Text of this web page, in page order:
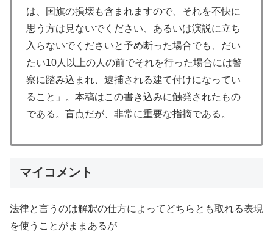
は、国旗の損壊も含まれますので、それを不快に
思う方は見ないでください、あるいは演説に立ち
入らないでくださいと予め断った場合でも、だい
たい10人以上の人の前でそれを行った場合には警
察に踏み込まれ、逮捕される建て付けになってい
ること」。本稿はこの書き込みに触発されたもの
である。盲点だが、非常に重要な指摘である。
マイコメント
法律と言うのは解釈の仕方によってどちらとも取れる表現
を使うことがままあるが